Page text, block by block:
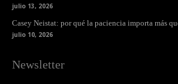
julio 13, 2026
Casey Neistat: por qué la paciencia importa más
julio 10, 2026
Newsletter